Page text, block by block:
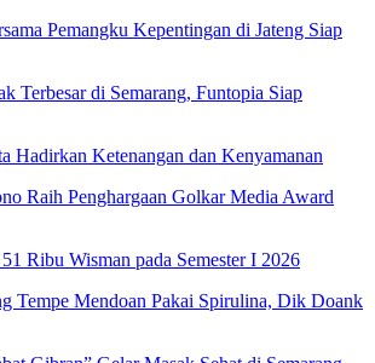
Pemangku Kepentingan di Jateng Siap
Terbesar di Semarang, Funtopia Siap
Hadirkan Ketenangan dan Kenyamanan
Raih Penghargaan Golkar Media Award
Ribu Wisman pada Semester I 2026
Tempe Mendoan Pakai Spirulina, Dik Doank